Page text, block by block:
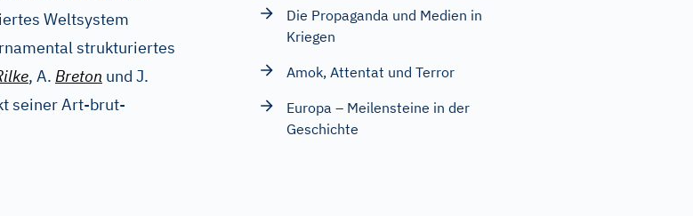
Weltsystem
strukturiertes
, A. Breton und J.
seiner Art-brut-
Die Propaganda und Medien in
Kriegen
Amok, Attentat und Terror
Europa – Meilensteine in der
Geschichte